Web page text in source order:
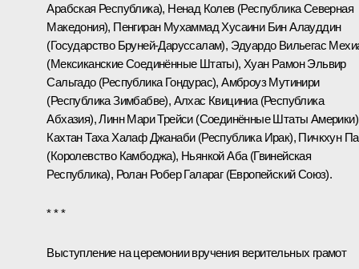
Арабская Республика), Ненад Колев (Республика Северная
Македония), Пенгиран Мухаммад Хусаини Бин Алауддин
(Государство Бруней-Даруссалам), Эдуардо Вильегас
(Мексиканские Соединённые Штаты), Хуан Рамон Эльвир
Сальгадо (Республика Гондурас), Амброуз Мутинири
(Республика Зимбабве), Алхас Квициниа (Республика
Абхазия), Линн Мари Трейси (Соединённые Штаты
Кахтан Таха Халаф Джанаби (Республика Ирак), Пичкхун
(Королевство Камбоджа), Ньянкой Аба (Гвинейская
Республика), Ролан Робер Галараг (Европейский Союз).
* * *
Выступление на церемонии вручения верительных грамот